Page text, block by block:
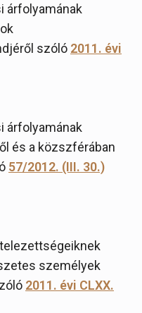
árfolyamának
szóló 2011. évi
árfolyamának
és a közszférában
57/2012. (III. 30.)
személyek
2011. évi CLXX.